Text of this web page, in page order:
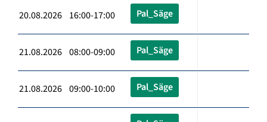
20.08.2026 16:00-17:00 Pal_Säge
21.08.2026 08:00-09:00 Pal_Säge
21.08.2026 09:00-10:00 Pal_Säge